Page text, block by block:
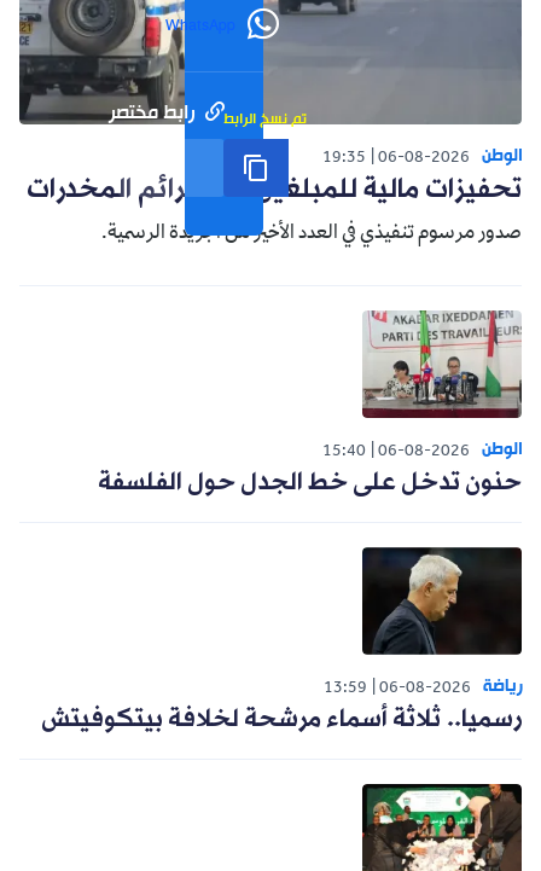
WhatsApp
رابط مختصر تم نسخ الرابط
الوطن 06-08-2026
19:35
تحفيزات مالية للمبلغين عن جرائم المخدرات
صدور مرسوم تنفيذي في العدد الأخير من الجريدة الرسمية.
الوطن 06-08-2026
15:40
حنون تدخل على خط الجدل حول الفلسفة
رياضة 06-08-2026
13:59
رسميا.. ثلاثة أسماء مرشحة لخلافة بيتكوفيتش